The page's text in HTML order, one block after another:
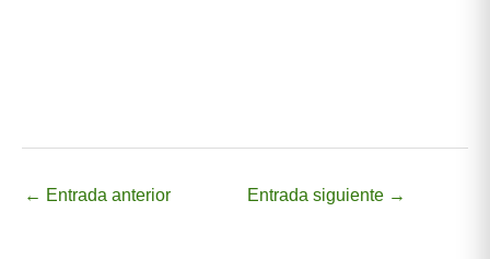
← Entrada anterior Entrada siguiente →